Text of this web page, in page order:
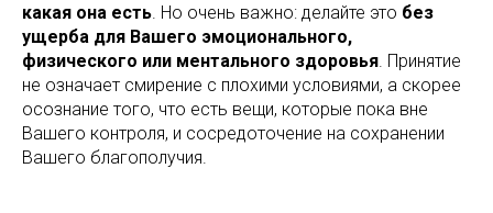
какая она есть . Но очень важно: делайте это без
ущерба для Вашего эмоционального,
физического или ментального здоровья . Принятие
не означает смирение с плохими условиями, а скорее
осознание того, что есть вещи, которые пока вне
Вашего контроля, и сосредоточение на сохранении
Вашего благополучия.